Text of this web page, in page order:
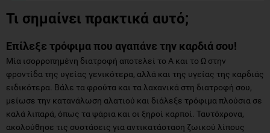
Τι σημαίνει πρακτικά αυτό;
Επίλεξε τρόφιμα που αγαπάνε την καρδιά σου!
Μία ισορροπημένη διατροφή αποτελεί το Α και το Ω στην
φροντίδα της υγείας γενικότερα, αλλά και της υγείας της καρδιάς
ειδικότερα. Bάλε τα φρούτα και τα λαχανικά στη διατροφή σου,
μείωσε την κατανάλωση αλατιού και διάλεξε τρόφιμα πλούσια σε
καλά λιπαρά, όπως τα ψάρια και οι ξηροί καρποί. Ταυτόχρονα,
ακολούθησε τις συστάσεις για αντικατάσταση ζωικού λίπους